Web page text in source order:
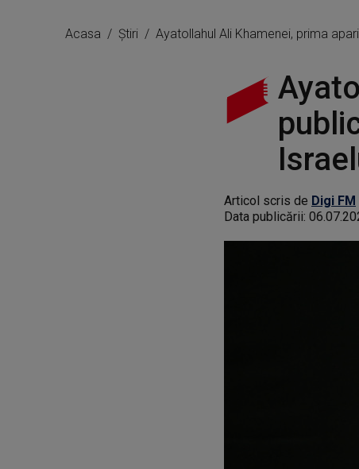
Acasa Știri Ayatollahul Ali Khamenei, prima
Articol scris de Digi FM
Data publicării: